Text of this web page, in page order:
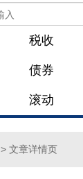
税收
债券
滚动
> 文章详情页